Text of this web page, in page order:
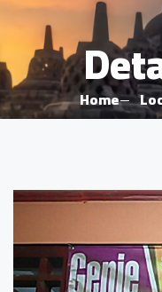
Home